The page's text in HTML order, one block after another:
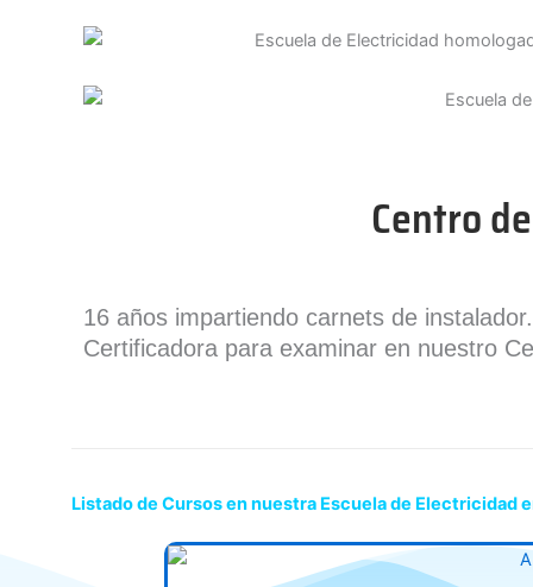
Centro
16 años impartiendo carnets de
Certificadora para examinar en nuestro
Listado de Cursos en nuestra Escuela de Electricidad